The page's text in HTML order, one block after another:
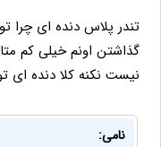
تندر پلاس دنده ای چرا
گذاشتن اونم خیلی کم
نیست نکنه کلا دنده ای
نامی: